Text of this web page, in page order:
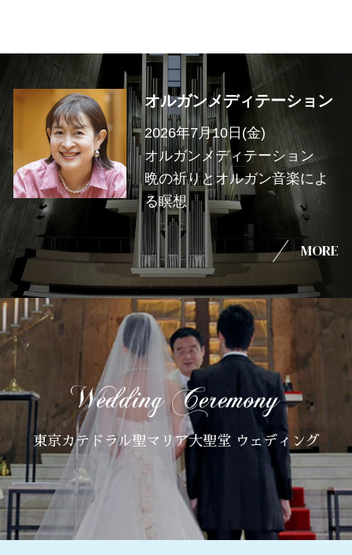
オルガンメディテーション
2026年7月10日(金)
オルガンメディテーション
晩の祈りとオルガン音楽によ
る瞑想
MORE
東京カテドラル聖マリア大聖堂 ウェディング